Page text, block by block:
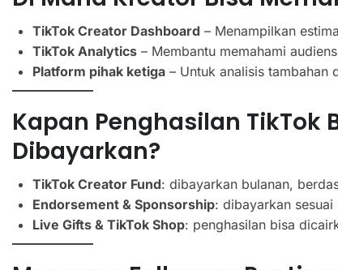
TikTok Creator Dashboard – Menampilkan
TikTok Analytics – Membantu memahami
Platform pihak ketiga – Untuk analisis tambahan
Kapan Penghasilan TikTok
Dibayarkan?
TikTok Creator Fund: dibayarkan bulanan,
Endorsement & Sponsorship: dibayarkan
Live Gifts & TikTok Shop: penghasilan bisa